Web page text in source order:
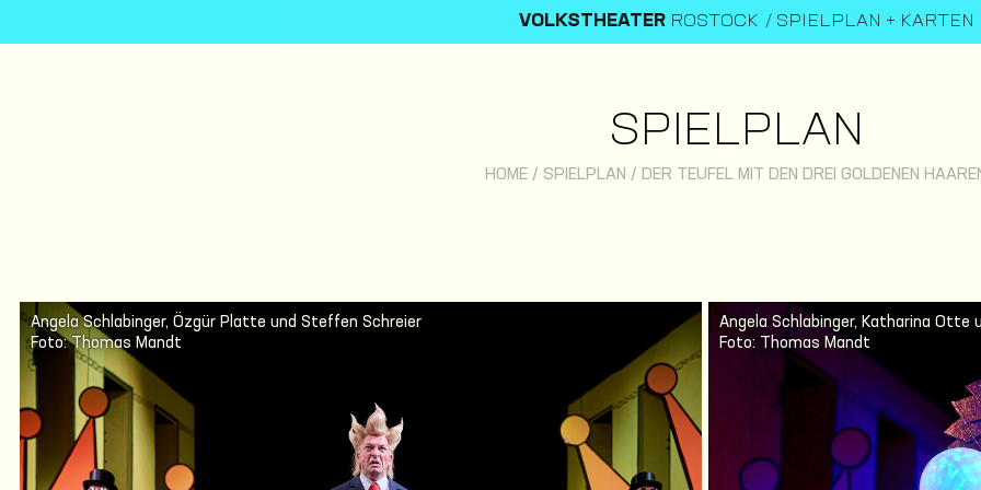
VOLKSTHEATER ROSTOCK SPIELPLAN + KARTEN
SPIELPLAN
HOME / SPIELPLAN / DER TEUFEL MIT DEN DREI GOLDENEN
Angela Schlabinger, Özgür Platte und Steffen Schreier
Foto: Thomas Mandt
Angela Schlabinger, Katharina Otte
Foto: Thomas Mandt